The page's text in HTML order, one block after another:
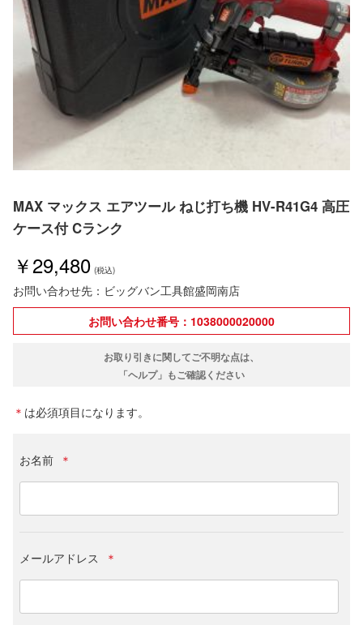
MAX マックス エアツール ねじ打ち機 HV-R41G4 高圧
ケース付 Cランク
￥29,480
お問い合わせ先：ビッグバン工具館盛岡南店
お問い合わせ番号：1038000020000
お取り引きに関してご不明な点は、
「ヘルプ」もご確認ください
＊ は必須項目になります。
お名前 ＊
メールアドレス ＊